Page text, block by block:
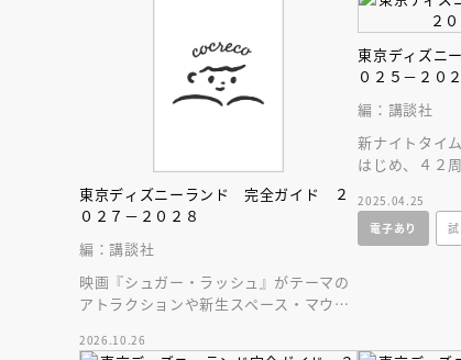
東京ディズニーランド 完全ガイド ２
０２７－２０２８
編：講談社
映画『シュガー・ラッシュ』がテーマの
アトラクションや新生スペース・マウン
新情報をお届け！
2026.10.26
東京ディズニ
０２５－２０
編：講談社
新ナイトタイ
はじめ、４２
をお届けしま
2025.04.25
電子あり